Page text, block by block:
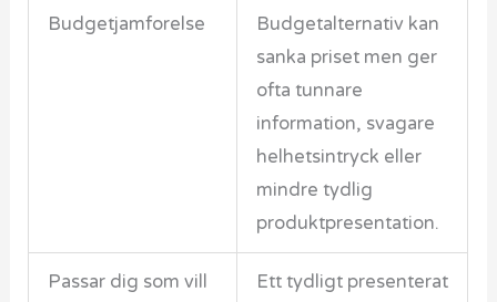
Budgetjamforelse
Budgetalternativ kan
sanka priset men ger
ofta tunnare
information, svagare
helhetsintryck eller
mindre tydlig
produktpresentation.
Passar dig som vill
Ett tydligt presenterat